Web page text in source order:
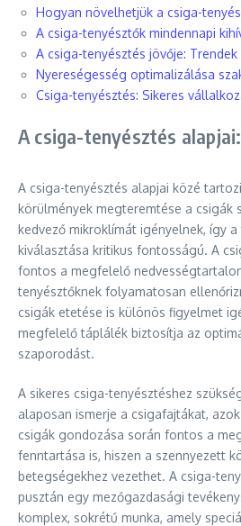
Hogyan növelhetjük a csiga-
A csiga-tenyésztők mindennapi
A csiga-tenyésztés jövője:
Nyereségesség optimalizálása
Csiga-tenyésztés: Sikeres
A csiga-tenyésztés
A csiga-tenyésztés alapjai közé
körülmények megteremtése a csigák
kedvező mikroklímát igényelnek, így
kiválasztása kritikus fontosságú. A
fontos a megfelelő
tenyésztőknek folyamatosan
csigák etetése is különös figyelmet
megfelelő táplálék biztosítja az
szaporodást.
A sikeres csiga-tenyésztéshez
alaposan ismerje a csigafajtákat,
csigák gondozása során fontos a
fenntartása is, hiszen a szennyezett
betegségekhez vezethet. A csiga-
pusztán egy mezőgazdasági
komplex, sokrétű munka, amely